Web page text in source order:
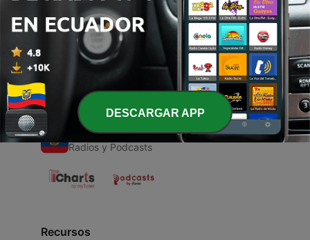
- Predica de Yerlin Vargas
27 ene. 2020
Radios de Ecuador
Radios y Podcasts
Recursos
DESCARGAR APP